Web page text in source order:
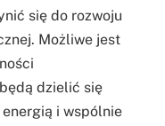
się do rozwoju
Możliwe jest
dzielić się
i wspólnie